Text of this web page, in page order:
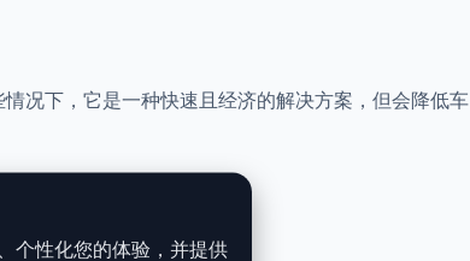
况下，它是一种快速且经济的解决方案，但会降低车
个性化您的体验，并提供